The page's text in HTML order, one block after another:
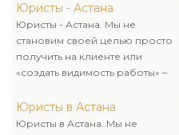
Юристы - Астана
Юристы - Астана. Мы не
становим своей целью просто
получить на клиенте или
«создать видимость работы» –
суть трудности, отыскать самые
эффективные пути ее
Юристы в Астана
Юристы в Астана. Мы не